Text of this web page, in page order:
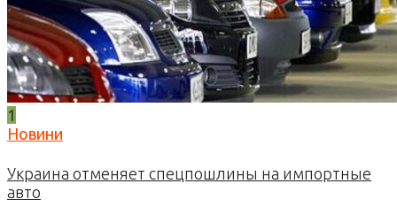
1
Новини
Украина отменяет спецпошлины на импортные
авто